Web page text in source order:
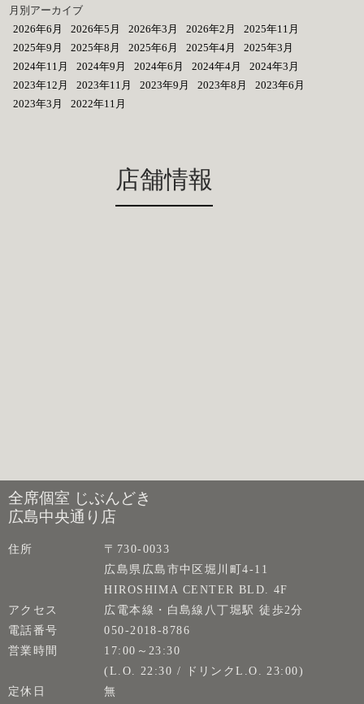
月別アーカイブ
2026年6月
2026年5月 2026年3月 2026年2月
2025年11月
2025年9月
2025年8月 2025年6月 2025年4月
2025年3月
2024年11月
2024年9月 2024年6月 2024年4月
2024年3月
2023年12月
2023年11月 2023年9月 2023年8月
2023年6月
2023年3月
2022年11月
店舗情報
全席個室 じぶんどき
広島中央通り店
住所
〒730-0033
広島県広島市中区堀川町4-11
HIROSHIMA CENTER BLD. 4F
アクセス
広電本線・白島線八丁堀駅 徒歩2分
電話番号
050-2018-8786
営業時間
17:00～23:30
(L.O. 22:30 / ドリンクL.O. 23:00)
定休日
無